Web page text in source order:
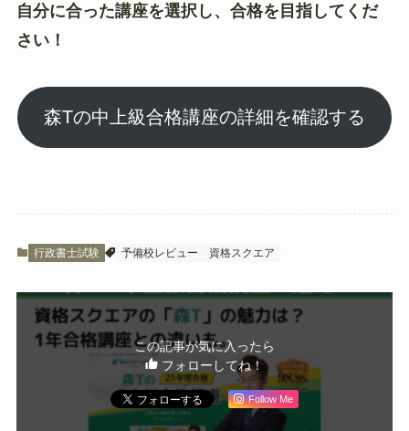
自分に合った講座を選択し、合格を目指してくだ
さい！
森Tの中上級合格講座の詳細を確認する
行政書士試験 予備校レビュー 資格スクエア
この記事が気に入ったら
フォローしてね！
Follow Me